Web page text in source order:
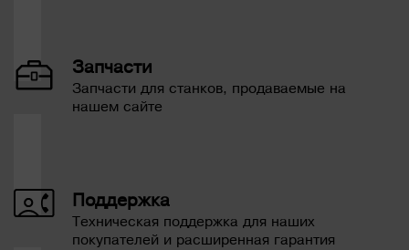
Запчасти
Запчасти для станков, продаваемые на
нашем сайте
Поддержка
Техническая поддержка для наших
покупателей и расширенная гарантия